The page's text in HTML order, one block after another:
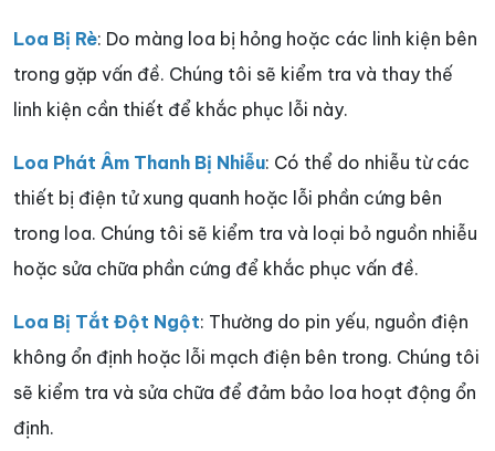
Loa Bị Rè: Do màng loa bị hỏng hoặc các linh kiện bên
trong gặp vấn đề. Chúng tôi sẽ kiểm tra và thay thế
linh kiện cần thiết để khắc phục lỗi này.
Loa Phát Âm Thanh Bị Nhiễu: Có thể do nhiễu từ các
thiết bị điện tử xung quanh hoặc lỗi phần cứng bên
trong loa. Chúng tôi sẽ kiểm tra và loại bỏ nguồn nhiễu
hoặc sửa chữa phần cứng để khắc phục vấn đề.
Loa Bị Tắt Đột Ngột: Thường do pin yếu, nguồn điện
không ổn định hoặc lỗi mạch điện bên trong. Chúng tôi
sẽ kiểm tra và sửa chữa để đảm bảo loa hoạt động ổn
định.